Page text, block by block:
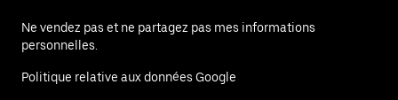
Ne vendez pas et ne partagez pas mes informations
personnelles.
Politique relative aux données Google